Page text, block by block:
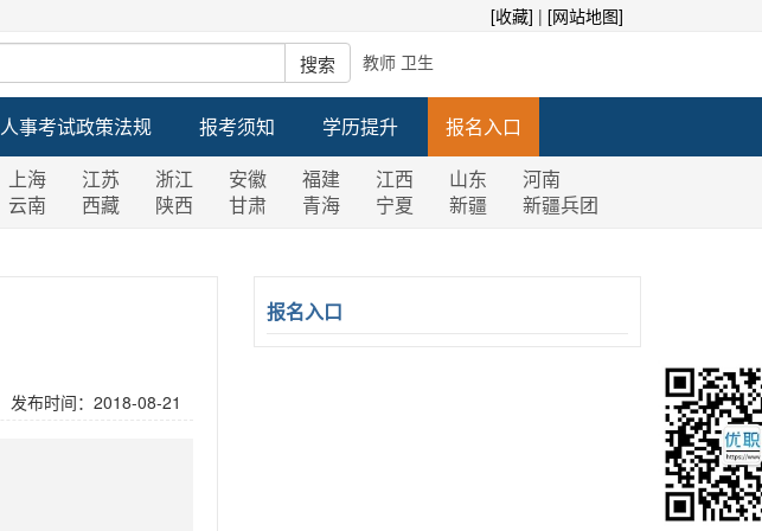
[收藏] | [网站地图]
教师 卫生
人事考试政策法规 报考须知 学历提升
报名入口
上海 江苏 浙江 安徽 福建 江西 山东
河南
云南 西藏 陕西 甘肃 青海 宁夏 新疆 新疆兵团
发布时间：2018-08-21
报名入口